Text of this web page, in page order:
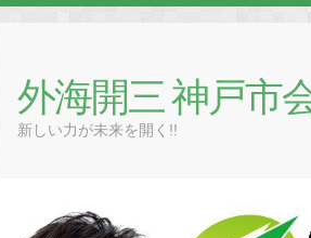
外海開三 神戸市
新しい力が未来を開く!!